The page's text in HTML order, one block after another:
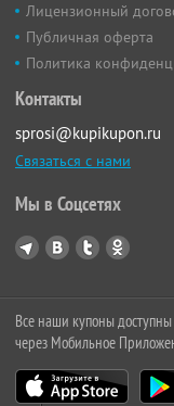
Лицензионный
Публичная оферта
Политика
Контакты
sprosi@kupikupon.ru
Связаться с нами
Мы в Соцсетях
Все наши купоны доступны
через Мобильное